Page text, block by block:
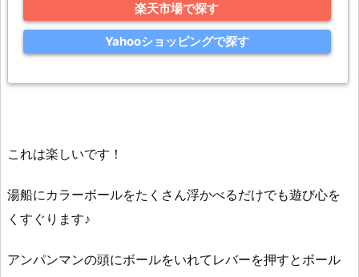
楽天市場で探す
Yahooショッピングで探す
これは楽しいです！
湯船にカラーボールをたくさん浮かべるだけでも遊び心を
くすぐります♪
アンパンマンの頭にボールをいれてレバーを押すとボール